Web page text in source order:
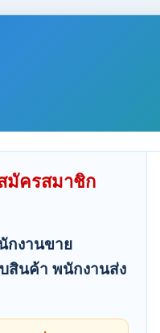
มัครสมาชิก
กงานขาย
สินค้า พนักงานส่ง